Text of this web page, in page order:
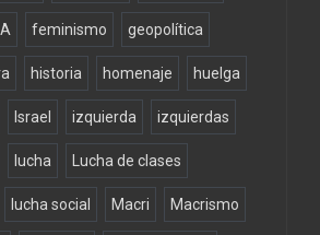
feminismo geopolítica
historia homenaje huelga
Israel izquierda izquierdas
lucha Lucha de clases
lucha social Macri Macrismo